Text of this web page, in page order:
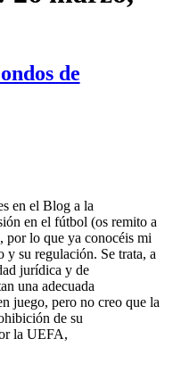
de
en el Blog a la
en el fútbol (os remito a
por lo que ya conocéis mi
y su regulación. Se trata, a
jurídica y de
una adecuada
juego, pero no creo que la
de su
la UEFA,